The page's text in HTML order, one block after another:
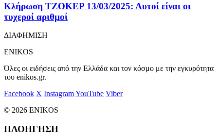
Κλήρωση ΤΖΟΚΕΡ 13/03/2025: Αυτοί είναι οι
τυχεροί αριθμοί
ΔΙΑΦΗΜΙΣΗ
ENIKOS
Όλες οι ειδήσεις από την Ελλάδα και τον κόσμο με την εγκυρότητα
του enikos.gr.
Facebook X InstagramYouTube Viber
© 2026 ENIKOS
ΠΛΟΗΓΗΣΗ